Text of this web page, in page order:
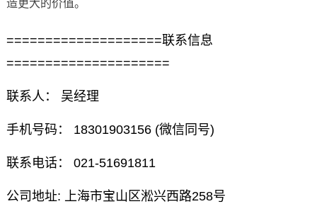
造更大的价值。
====================联系信息
=====================
联系人： 吴经理
手机号码： 18301903156 (微信同号)
联系电话： 021-51691811
公司地址: 上海市宝山区淞兴西路258号